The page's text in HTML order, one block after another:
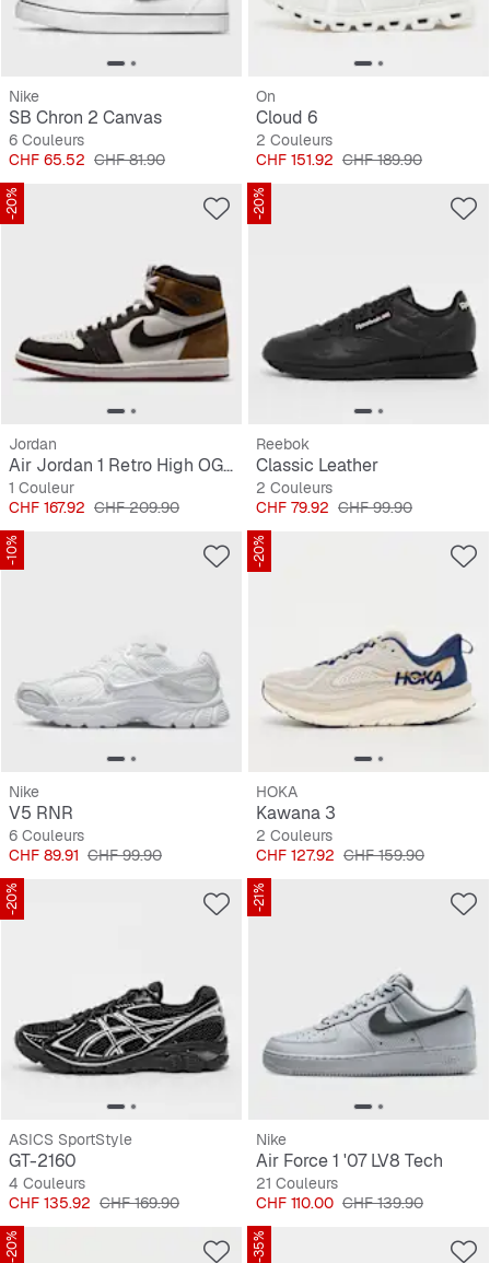
Nike
SB Chron 2 Canvas
6 Couleurs
Prix
CHF 65.52 Prix original
CHF 81.90
On
Cloud 6
2 Couleurs
Prix
CHF 151.92 Prix original
CHF 189.90
-20%
Jordan
Air Jordan 1 Retro High OG "Love The Game"
1 Couleur
Prix
CHF 167.92 Prix original
CHF 209.90
-20%
Reebok
Classic Leather
2 Couleurs
Prix
CHF 79.92 Prix original
CHF 99.90
-10%
Nike
V5 RNR
6 Couleurs
Prix
CHF 89.91 Prix original
CHF 99.90
-20%
HOKA
Kawana 3
2 Couleurs
Prix
CHF 127.92 Prix original
CHF 159.90
-20%
ASICS SportStyle
GT-2160
4 Couleurs
Prix
CHF 135.92 Prix original
CHF 169.90
-21%
Nike
Air Force 1 '07 LV8 Tech
21 Couleurs
Prix
CHF 110.00 Prix original
CHF 139.90
-20% -35%